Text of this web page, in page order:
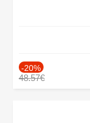
-20%
48.57€